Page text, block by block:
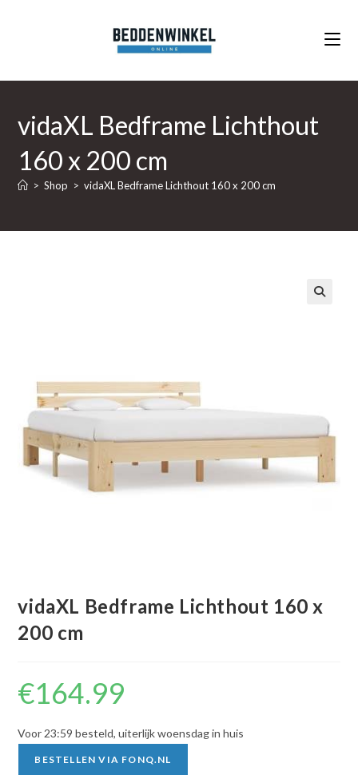
vidaXL Bedframe Lichthout
160 x 200 cm
> Shop > vidaXL Bedframe Lichthout 160 x 200 cm
vidaXL Bedframe Lichthout 160 x
200 cm
€164.99
Voor 23:59 besteld, uiterlijk woensdag in huis
BESTELLEN VIA FONQ.NL